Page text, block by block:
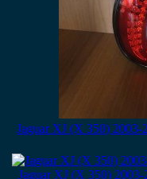
Jaguar XJ (X 350) 2003-
Jaguar XJ (X 350) 2003-